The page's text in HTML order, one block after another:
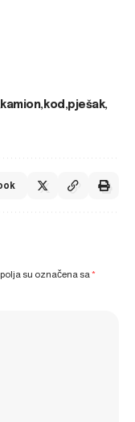
kamion kod pješak
su označena sa*